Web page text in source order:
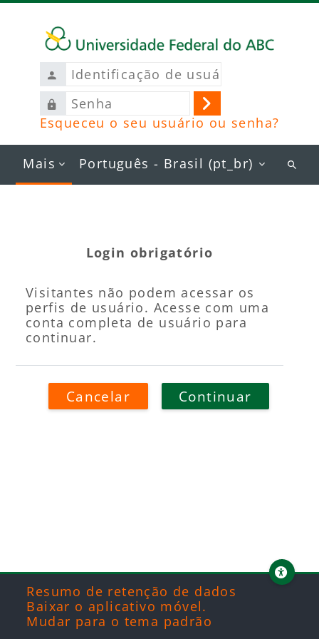
Ir para o conteúdo principal
Identificação
de
usuário
Senha
Acessar
Esqueceu o seu usuário ou senha?
Mais Português - Brasil ‎(pt_br)‎
Login obrigatório
Visitantes não podem acessar os
perfis de usuário. Acesse com uma
conta completa de usuário para
continuar.
Cancelar Continuar
Resumo de retenção de dados
Baixar o aplicativo móvel.
Mudar para o tema padrão